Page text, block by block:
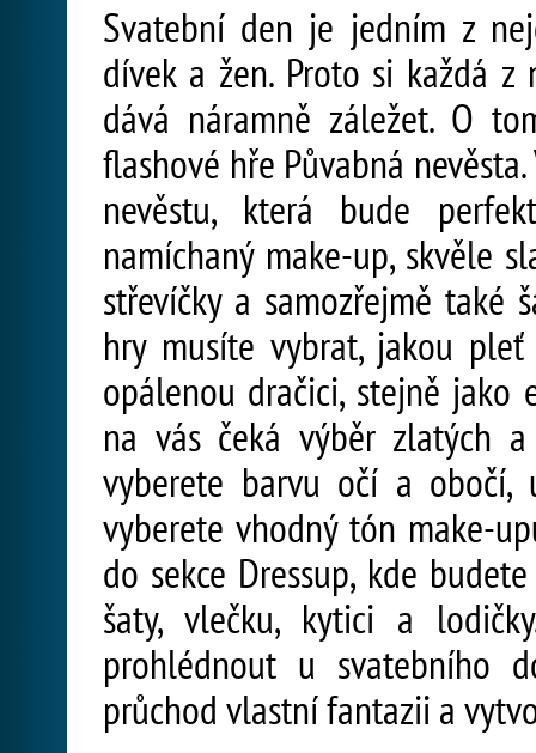
Svatební den je jedním z
dívek a žen. Proto si každá
dává náramně záležet. O
flashové hře Půvabná
nevěstu, která bude
namíchaný make-up, skvěle
střevíčky a samozřejmě také
hry musíte vybrat, jakou
opálenou dračici, stejně
na vás čeká výběr zlatých a
vyberete barvu očí a obočí,
vyberete vhodný tón make-
do sekce Dressup, kde
šaty, vlečku, kytici a
prohlédnout u svatebního
průchod vlastní fantazii a